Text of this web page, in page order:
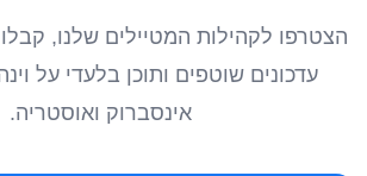
הצטרפו לקהילות המטיילים שלנו,
עדכונים שוטפים ותוכן בלעדי על
אינסברוק ואוסטריה.